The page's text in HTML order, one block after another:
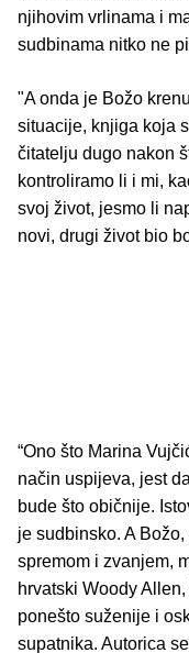
njihovim vrlinama i
sudbinama nitko ne
"A onda je Božo
situacije, knjiga koja
čitatelju dugo nakon
kontroliramo li i mi,
svoj život, jesmo li
novi, drugi život bio
“Ono što Marina
način uspijeva, jest
bude što običnije.
je sudbinsko. A
spremom i zvanjem,
hrvatski Woody
ponešto suženije i
supatnika. Autorica